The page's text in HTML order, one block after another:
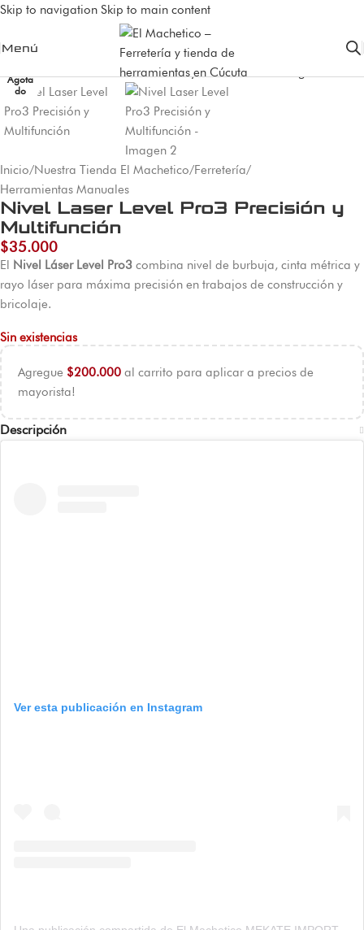
Skip to navigation Skip to main content
Menú
Agota
do
Inicio/Nuestra Tienda El Machetico/Ferretería/
Herramientas Manuales
Nivel Laser Level Pro3 Precisión y
Multifunción
$35.000
El Nivel Láser Level Pro3 combina nivel de burbuja, cinta métrica y
rayo láser para máxima precisión en trabajos de construcción y
bricolaje.
Sin existencias
Agregue $200.000 al carrito para aplicar a precios de
mayorista!
Descripción
Ver esta publicación en Instagram